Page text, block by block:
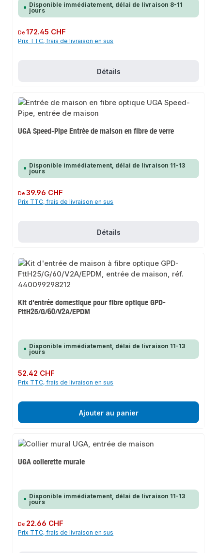
Disponible immédiatement, délai de livraison 8-11
jours
Prix régulier :
De172.45 CHF
Prix TTC, frais de livraison en sus
Détails
UGA Speed-Pipe Entrée de maison en fibre de verre
Disponible immédiatement, délai de livraison 11-13
jours
Prix régulier :
De39.96 CHF
Prix TTC, frais de livraison en sus
Détails
Kit d'entrée domestique pour fibre optique GPD-
FttH25/G/60/V2A/EPDM
Disponible immédiatement, délai de livraison 11-13
jours
Prix régulier :
52.42 CHF
Prix TTC, frais de livraison en sus
Ajouter au panier
UGA collerette murale
Disponible immédiatement, délai de livraison 11-13
jours
Prix régulier :
De 22.66 CHF
Prix TTC, frais de livraison en sus